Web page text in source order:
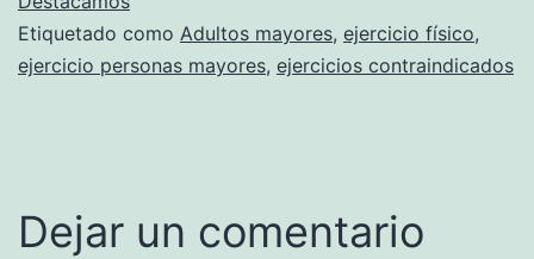
Etiquetado como Adultos mayores, ejercicio físico,
ejercicio personas mayores, ejercicios contraindicados
Dejar un comentario